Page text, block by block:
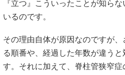
『立つ』こういったことが知ら
いるのです。
その理由自体が原因なのですが
る順番や、経過した年数が違う
す。それに加えて、脊柱管狭窄